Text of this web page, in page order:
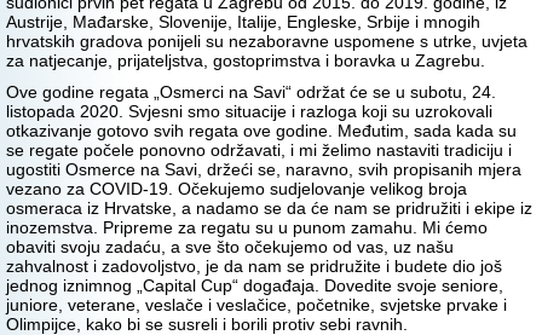
Austrije, Mađarske, Slovenije, Italije, Engleske, Srbije i mnogih
hrvatskih gradova ponijeli su nezaboravne uspomene s utrke, uvjeta
za natjecanje, prijateljstva, gostoprimstva i boravka u Zagrebu.
Ove godine regata „Osmerci na Savi“ održat će se u subotu, 24.
listopada 2020. Svjesni smo situacije i razloga koji su uzrokovali
otkazivanje gotovo svih regata ove godine. Međutim, sada kada su
se regate počele ponovno održavati, i mi želimo nastaviti tradiciju i
ugostiti Osmerce na Savi, držeći se, naravno, svih propisanih mjera
vezano za COVID-19. Očekujemo sudjelovanje velikog broja
osmeraca iz Hrvatske, a nadamo se da će nam se pridružiti i ekipe iz
inozemstva. Pripreme za regatu su u punom zamahu. Mi ćemo
obaviti svoju zadaću, a sve što očekujemo od vas, uz našu
zahvalnost i zadovoljstvo, je da nam se pridružite i budete dio još
jednog iznimnog „Capital Cup“ događaja. Dovedite svoje seniore,
juniore, veterane, veslače i veslačice, početnike, svjetske prvake i
Olimpijce, kako bi se susreli i borili protiv sebi ravnih.